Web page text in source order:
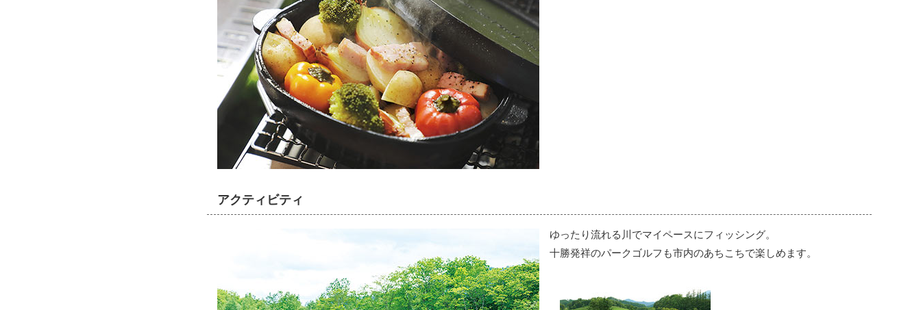
アクティビティ
ゆったり流れる川でマイペースにフィッシング。
十勝発祥のパークゴルフも市内のあちこちで楽しめます。